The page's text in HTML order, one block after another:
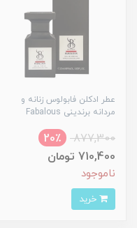
عطر ادکلن فابولوس زنانه و
مردانه برندینی Fabalous
877,300
20٪
710,400 تومان
ناموجود